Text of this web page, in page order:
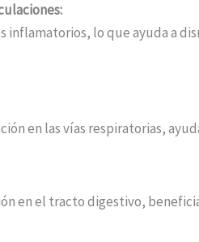
inflamatorios, lo que ayuda a
en las vías respiratorias,
en el tracto digestivo,